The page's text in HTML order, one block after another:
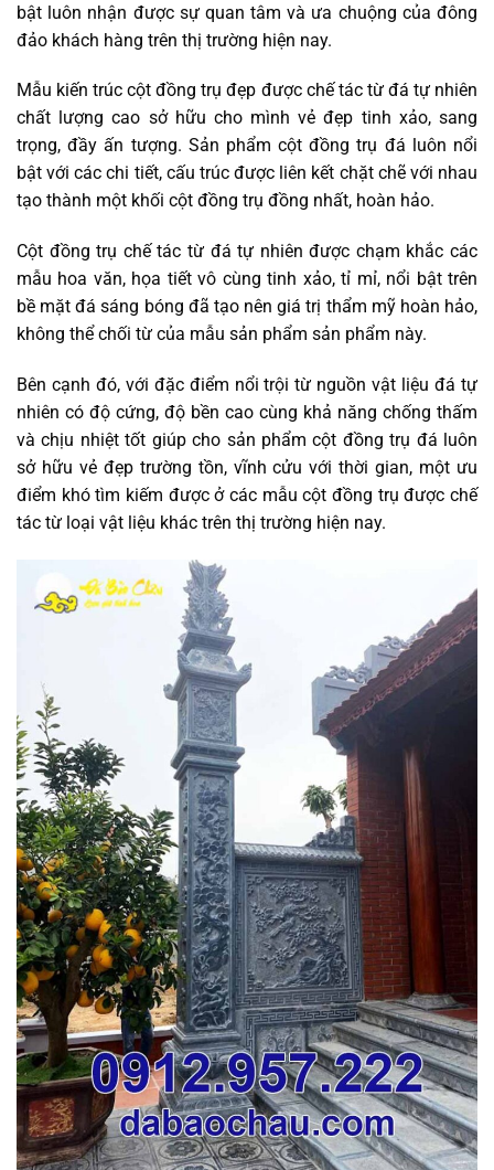
bật luôn nhận được sự quan tâm và ưa chuộng của đông
đảo khách hàng trên thị trường hiện nay.
Mẫu kiến trúc cột đồng trụ đẹp được chế tác từ đá tự nhiên
chất lượng cao sở hữu cho mình vẻ đẹp tinh xảo, sang
trọng, đầy ấn tượng. Sản phẩm cột đồng trụ đá luôn nổi
bật với các chi tiết, cấu trúc được liên kết chặt chẽ với nhau
tạo thành một khối cột đồng trụ đồng nhất, hoàn hảo.
Cột đồng trụ chế tác từ đá tự nhiên được chạm khắc các
mẫu hoa văn, họa tiết vô cùng tinh xảo, tỉ mỉ, nổi bật trên
bề mặt đá sáng bóng đã tạo nên giá trị thẩm mỹ hoàn hảo,
không thể chối từ của mẫu sản phẩm sản phẩm này.
Bên cạnh đó, với đặc điểm nổi trội từ nguồn vật liệu đá tự
nhiên có độ cứng, độ bền cao cùng khả năng chống thấm
và chịu nhiệt tốt giúp cho sản phẩm cột đồng trụ đá luôn
sở hữu vẻ đẹp trường tồn, vĩnh cửu với thời gian, một ưu
điểm khó tìm kiếm được ở các mẫu cột đồng trụ được chế
tác từ loại vật liệu khác trên thị trường hiện nay.